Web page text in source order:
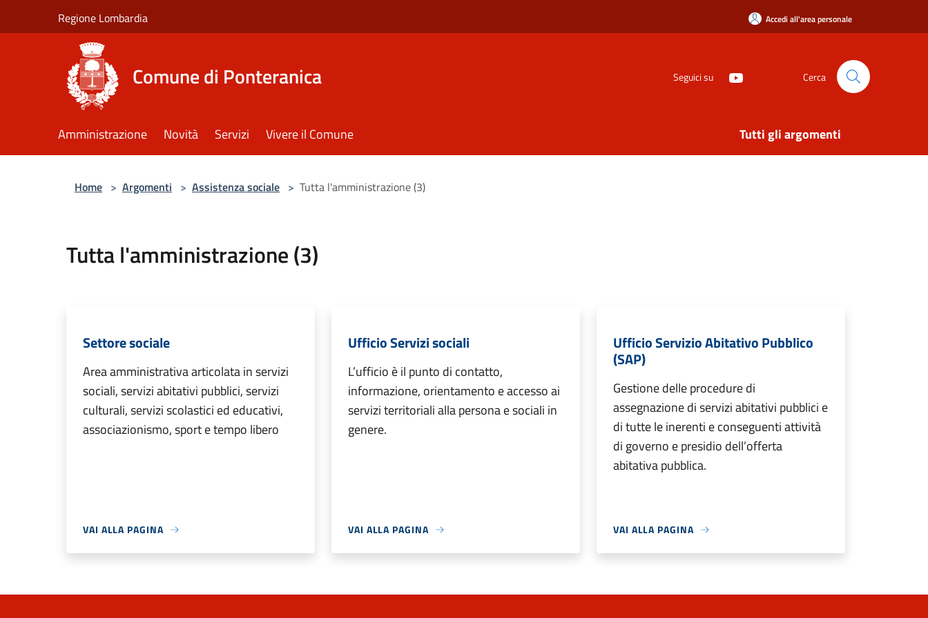
Regione Lombardia Accedi all'area personale
Comune di Ponteranica Seguici su Cerca
Amministrazione Novità Servizi Vivere il Comune Tutti gli argomenti
Home > Argomenti > Assistenza sociale > Tutta l'amministrazione (3)
Tutta l'amministrazione (3)
Settore sociale
Area amministrativa articolata in servizi
sociali, servizi abitativi pubblici, servizi
culturali, servizi scolastici ed educativi,
associazionismo, sport e tempo libero
VAI ALLA PAGINA
Ufficio Servizi sociali
L’ufficio è il punto di contatto,
informazione, orientamento e accesso ai
servizi territoriali alla persona e sociali in
genere.
VAI ALLA PAGINA
Ufficio Servizio Abitativo Pubblico
(SAP)
Gestione delle procedure di
assegnazione di servizi abitativi pubblici e
di tutte le inerenti e conseguenti attività
di governo e presidio dell’offerta
abitativa pubblica.
VAI ALLA PAGINA